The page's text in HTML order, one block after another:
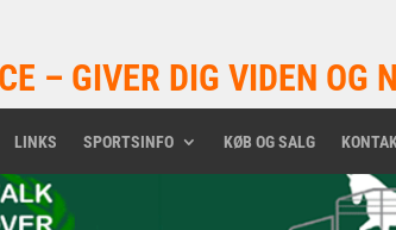
– GIVER DIG VIDEN OG
LINKS SPORTSINFO KØB OG SALG